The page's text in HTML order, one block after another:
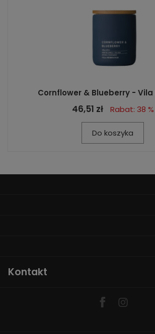
Cornflower & Blueberry - Vila
46,51 zł Rabat: 38 %
Do koszyka
Kontakt